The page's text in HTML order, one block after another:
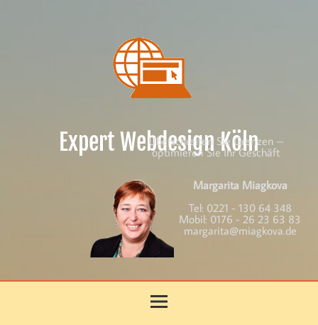
Expert Webdesign Köln
Überschreiten Sie Grenzen –
optimieren Sie Ihr Geschäft
Margarita Miagkova
Tel: 0221 - 130 64 348
Mobil: 0176 - 26 23 63 83
margarita@miagkova.de